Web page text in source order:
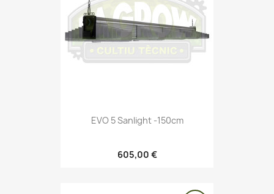
EVO 5 Sanlight -150cm
605,00 €